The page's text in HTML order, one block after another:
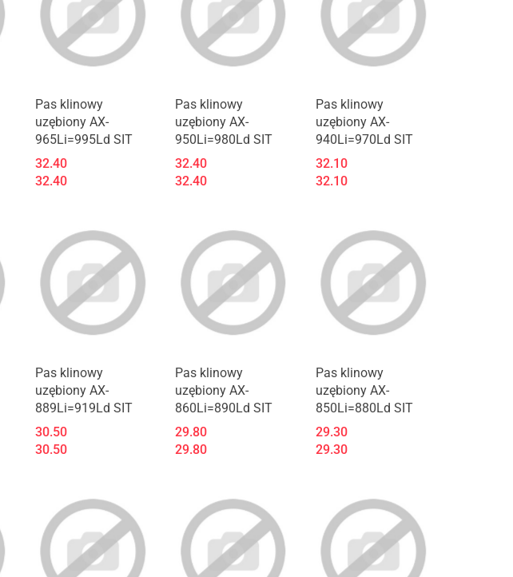
Pas klinowy
uzębiony AX-
965Li=995Ld SIT
32.40
32.40
Pas klinowy
uzębiony AX-
950Li=980Ld SIT
32.40
32.40
Pas klinowy
uzębiony AX-
940Li=970Ld SIT
32.10
32.10
Pas klinowy
uzębiony AX-
889Li=919Ld SIT
30.50
30.50
Pas klinowy
uzębiony AX-
860Li=890Ld SIT
29.80
29.80
Pas klinowy
uzębiony AX-
850Li=880Ld SIT
29.30
29.30